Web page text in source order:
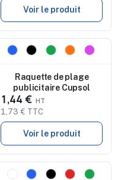
Voir le produit
Nouveau
Raquette de plage
publicitaire Cupsol
1,44 €
1,73 € TTC
Voir le produit
Nouveau